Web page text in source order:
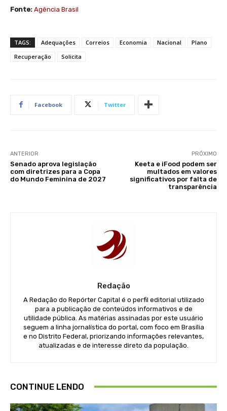
Fonte: Agência Brasil
TAGS: Adequações Correios Economia Nacional
Plano
Recuperação
Solicita
Facebook Twitter
ANTERIOR
Senado aprova legislação
com diretrizes para a Copa
do Mundo Feminina de 2027
PRÓXIMO
Keeta e iFood podem ser
multados em valores
significativos por falta de
transparência
Redação
A Redação do Repórter Capital é o perfil editorial utilizado
para a publicação de conteúdos informativos e de
utilidade pública. As matérias assinadas por este usuário
seguem a linha jornalística do portal, com foco em Brasília
e no Distrito Federal, priorizando informações relevantes,
atualizadas e de interesse direto da população.
CONTINUE LENDO